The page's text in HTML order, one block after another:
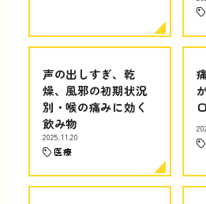
声の出しすぎ、乾
燥、風邪の初期状況
別・喉の痛みに効く
飲み物
2025.11.20
医療